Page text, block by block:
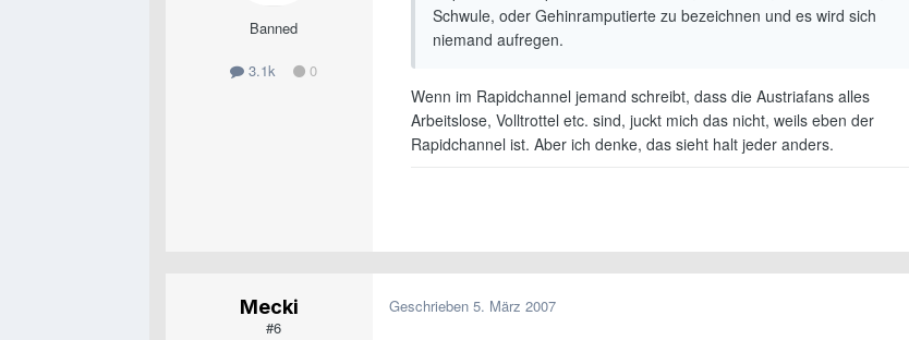
Banned
3.1k 0
Schwule, oder Gehinramputierte zu bezeichnen und es wird sich
niemand aufregen.
Wenn im Rapidchannel jemand schreibt, dass die Austriafans alles
Arbeitslose, Volltrottel etc. sind, juckt mich das nicht, weils eben der
Rapidchannel ist. Aber ich denke, das sieht halt jeder anders.
Mecki
#6
Geschrieben 5. März 2007